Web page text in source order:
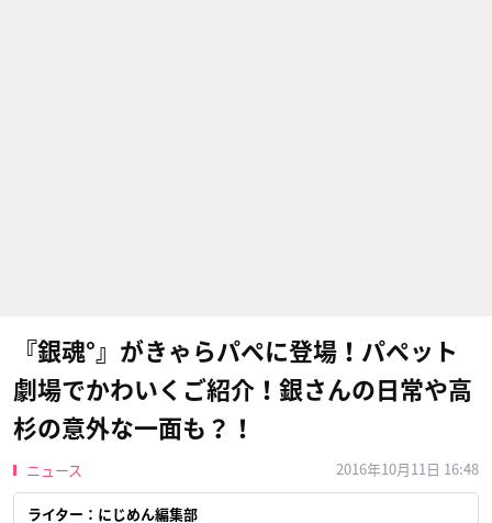
『銀魂°』がきゃらパペに登場！パペット
劇場でかわいくご紹介！銀さんの日常や高
杉の意外な一面も？！
ニュース 2016年10月11日 16:48
ライター：にじめん編集部